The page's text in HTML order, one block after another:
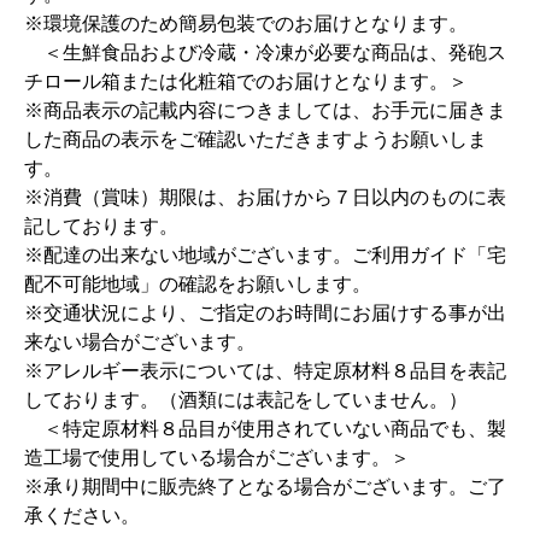
※環境保護のため簡易包装でのお届けとなります。
＜生鮮食品および冷蔵・冷凍が必要な商品は、発砲ス
チロール箱または化粧箱でのお届けとなります。＞
※商品表示の記載内容につきましては、お手元に届きま
した商品の表示をご確認いただきますようお願いしま
す。
※消費（賞味）期限は、お届けから７日以内のものに表
記しております。
※配達の出来ない地域がございます。ご利用ガイド「宅
配不可能地域」の確認をお願いします。
※交通状況により、ご指定のお時間にお届けする事が出
来ない場合がございます。
※アレルギー表示については、特定原材料８品目を表記
しております。（酒類には表記をしていません。）
＜特定原材料８品目が使用されていない商品でも、製
造工場で使用している場合がございます。＞
※承り期間中に販売終了となる場合がございます。ご了
承ください。